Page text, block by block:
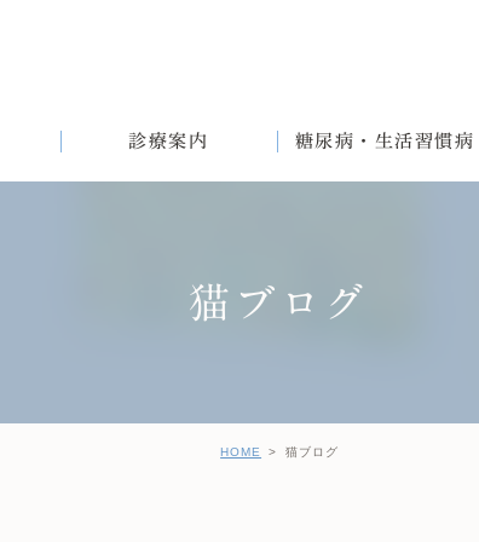
診療案内 糖尿病・生活習慣病
女性と生活習慣病 健診後の治療について
猫ブログ
HOME 猫ブログ